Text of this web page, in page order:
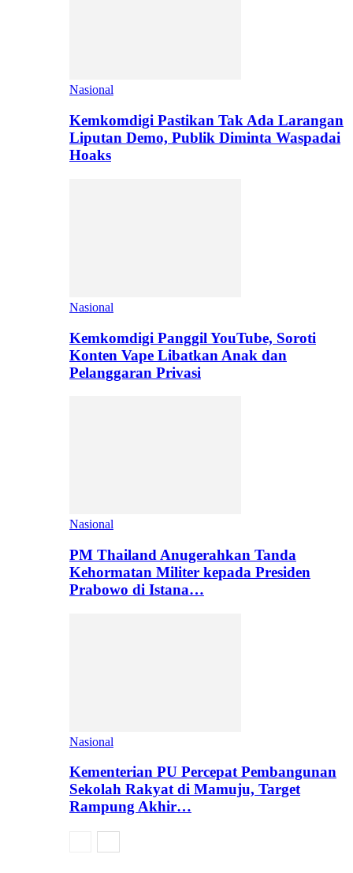
Nasional
Kemkomdigi Pastikan Tak Ada Larangan
Liputan Demo, Publik Diminta Waspadai
Hoaks
Nasional
Kemkomdigi Panggil YouTube, Soroti
Konten Vape Libatkan Anak dan
Pelanggaran Privasi
Nasional
PM Thailand Anugerahkan Tanda
Kehormatan Militer kepada Presiden
Prabowo di Istana…
Nasional
Kementerian PU Percepat Pembangunan
Sekolah Rakyat di Mamuju, Target
Rampung Akhir…